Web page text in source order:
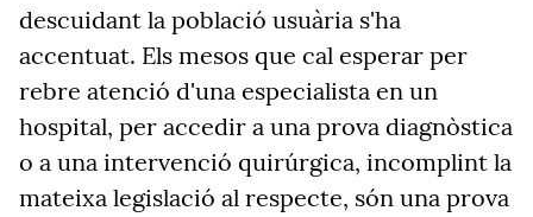
descuidant la població usuària s'ha
accentuat. Els mesos que cal esperar per
rebre atenció d'una especialista en un
hospital, per accedir a una prova diagnòstica
o a una intervenció quirúrgica, incomplint la
mateixa legislació al respecte, són una prova